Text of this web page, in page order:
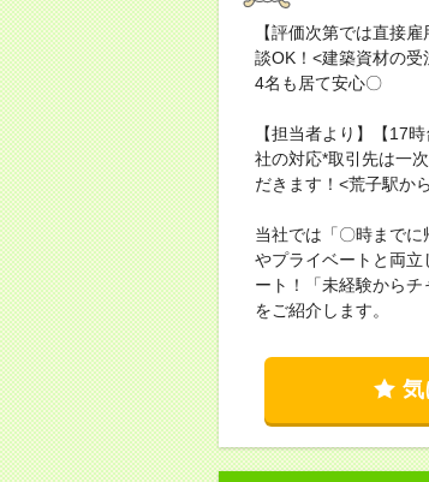
【評価次第では直接
談OK！<建築資材の
4名も居て安心〇
【担当者より】【17
社の対応*取引先は一
だきます！<荒子駅か
当社では「〇時まで
やプライベートと両
ート！「未経験から
をご紹介します。
気